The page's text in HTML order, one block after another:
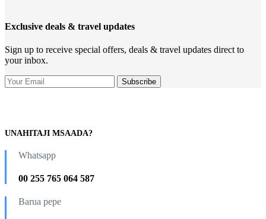
Exclusive deals & travel updates
Sign up to receive special offers, deals & travel updates direct to
your inbox.
UNAHITAJI MSAADA?
Whatsapp
00 255 765 064 587
Barua pepe